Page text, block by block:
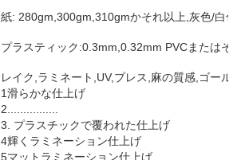
紙: 280gm,300gm,310gmかそれ以上,灰色/白
プラスティック:0.3mm,0.32mm PVCまたはそ
レイク,ラミネート,UV,プレス,麻の質感,ゴール
1滑らかな仕上げ
2................
3. プラスチックで覆われた仕上げ
4輝くラミネーション仕上げ
5マットラミネーション仕上げ